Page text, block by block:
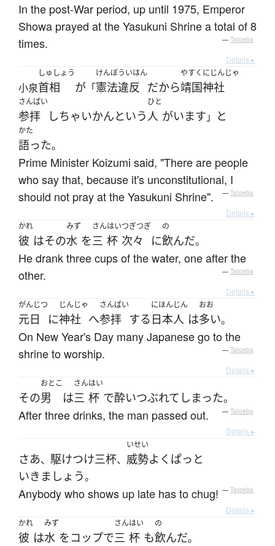
In the post-War period, up until 1975, Emperor
Showa prayed at the Yasukuni Shrine a total of 8
times.
— Tatoeba
Details ▸
小泉
しゅしょう
首相 が 「
けんぽういはん
憲法違反 だから
やすくにじんじゃ
靖国神社
さんぱい
参拝 しちゃいかんという
ひと
人 がいます 」 と
かた
語った。
Prime Minister Koizumi said, "There are people
who say that, because it's unconstitutional, I
should not pray at the Yasukuni Shrine".
— Tatoeba
Details ▸
かれ
彼 はその
みず
水 を
さん
三
はい
杯
つぎつぎ
次々 に
の
飲んだ。
He drank three cups of the water, one after the
other.
— Tatoeba
Details ▸
がんじつ
元日 に
じんじゃ
神社 へ
さんぱい
参拝 する
にほんじん
日本人 は
おお
多い。
On New Year's Day many Japanese go to the
shrine to worship.
— Tatoeba
Details ▸
その
おとこ
男 は
さん
三
はい
杯 で酔いつぶれて しまった。
After three drinks, the man passed out. — Tatoeba
Details ▸
さあ、 駆けつけ三杯、
いせい
威勢よく ぱっと
いきましょう。
Anybody who shows up late has to chug! — Tatoeba
Details ▸
かれ
彼 は
みず
水 をコップで
さん
三
はい
杯 も
の
飲んだ。